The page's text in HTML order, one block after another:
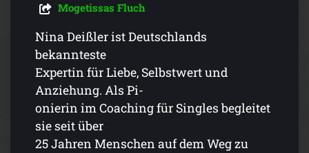
Mogetissas Fluch
Nina Deißler ist Deutschlands
bekannteste
Expertin für Liebe, Selbstwert und
Anziehung. Als Pi-
onierin im Coaching für Singles begleitet
sie seit über
25 Jahren Menschen auf dem Weg zu